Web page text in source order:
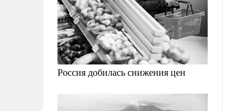
Россия добилась снижения цен